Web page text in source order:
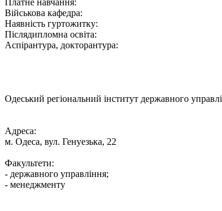
Військова кафедра:
Наявність гуртожитку:
Післядипломна освіта:
Аспірантура, докторантура:
Одеський регіональний інститут державного
Адреса:
м. Одеса, вул. Генуезька, 22
Факультети:
- державного управління;
- менеджменту